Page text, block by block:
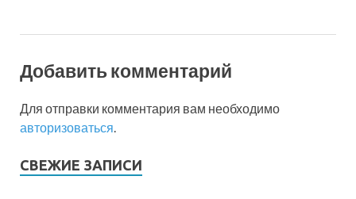
Добавить комментарий
Для отправки комментария вам необходимо
авторизоваться
СВЕЖИЕ ЗАПИСИ